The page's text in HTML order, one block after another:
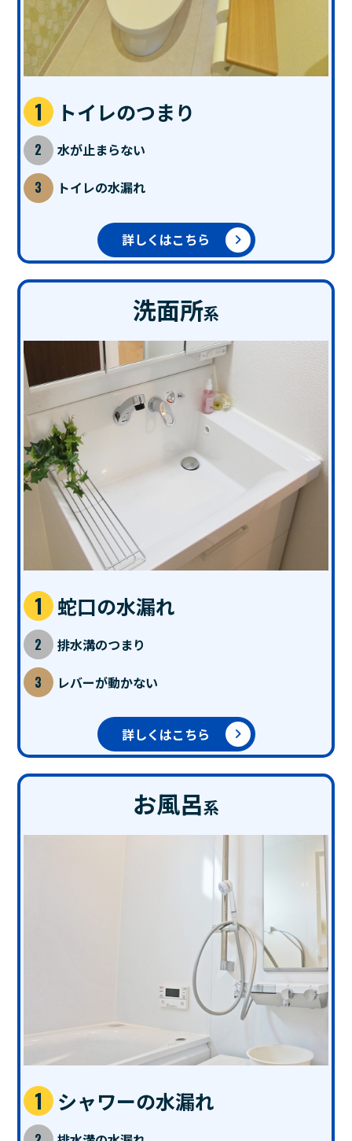
トイレのつまり
水が止まらない
トイレの水漏れ
詳しくはこちら
洗面所系
蛇口の水漏れ
排水溝のつまり
レバーが動かない
詳しくはこちら
お風呂系
シャワーの水漏れ